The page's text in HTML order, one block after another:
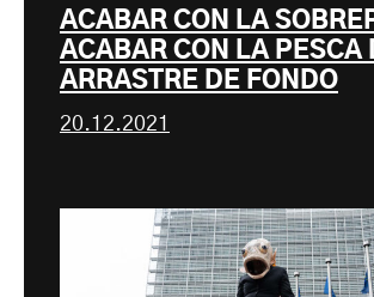
ACABAR CON LA
ACABAR CON LA PESCA
ARRASTRE DE FONDO
20.12.2021